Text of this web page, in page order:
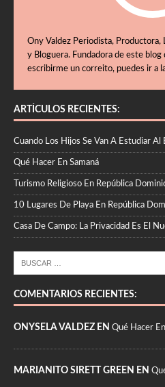
Ony Valdez Periodista, Productora,
y Bloguera. Fundadora de este blog
escribirme un correito, puedes ir a
ARTÍCULOS RECIENTES:
Cuando Los Hijos Se Van A Estudiar Al
Qué Hacer En Samaná
Turismo Religioso En República
10 Lugares De Playa En República
Casa De Campo: La Privacidad Es El
COMENTARIOS RECIENTES:
ONYSELA VALDEZ EN Qué Hacer
MARIANITO SIRETT GREEN EN